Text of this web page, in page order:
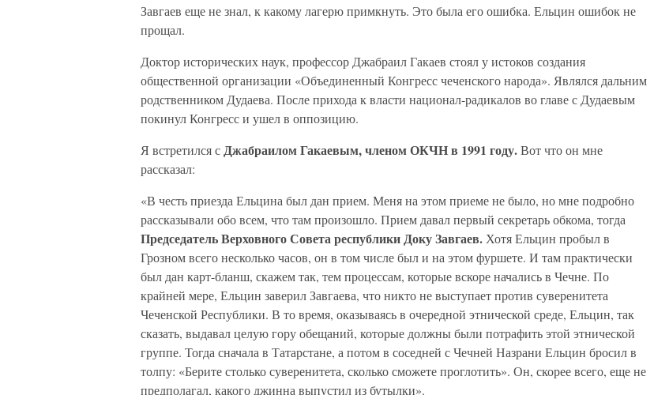
Завгаев еще не знал, к какому лагерю примкнуть. Это была его ошибка. Ельцин ошибок не
прощал.
Доктор исторических наук, профессор Джабраил Гакаев стоял у истоков создания
общественной организации «Объединенный Конгресс чеченского народа». Являлся дальним
родственником Дудаева. После прихода к власти национал-радикалов во главе с Дудаевым
покинул Конгресс и ушел в оппозицию.
Я встретился сДжабраилом Гакаевым, членом ОКЧН в 1991 году.Вот что он мне
рассказал:
«В честь приезда Ельцина был дан прием. Меня на этом приеме не было, но мне подробно
рассказывали обо всем, что там произошло. Прием давал первый секретарь обкома, тогда
Председатель Верховного Совета республики Доку Завгаев. Хотя Ельцин пробыл в
Грозном всего несколько часов, он в том числе был и на этом фуршете. И там практически
был дан карт-бланш, скажем так, тем процессам, которые вскоре начались в Чечне. По
крайней мере, Ельцин заверил Завгаева, что никто не выступает против суверенитета
Чеченской Республики. В то время, оказываясь в очередной этнической среде, Ельцин, так
сказать, выдавал целую гору обещаний, которые должны были потрафить этой этнической
группе. Тогда сначала в Татарстане, а потом в соседней с Чечней Назрани Ельцин бросил в
толпу: «Берите столько суверенитета, сколько сможете проглотить». Он, скорее всего, еще не
предполагал, какого джинна выпустил из бутылки».